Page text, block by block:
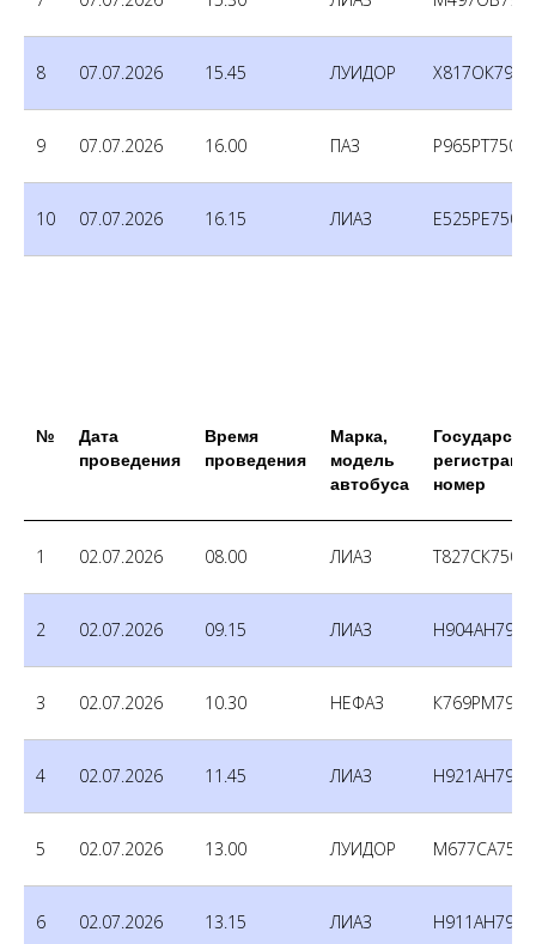
8 07.07.2026 15.45 ЛУИДОР Х817ОК790
9 07.07.2026 16.00 ПАЗ Р965РТ750
10 07.07.2026 16.15 ЛИАЗ Е525РЕ750
№
Дата
проведения
Время
проведения
Марка,
модель
автобуса
номер
1 02.07.2026 08.00 ЛИАЗ Т827СК750
2 02.07.2026 09.15 ЛИАЗ Н904АН790
3 02.07.2026 10.30 НЕФАЗ К769РМ790
4 02.07.2026 11.45 ЛИАЗ Н921АН790
5 02.07.2026 13.00 ЛУИДОР М677СА750
6 02.07.2026 13.15 ЛИАЗ Н911АН790